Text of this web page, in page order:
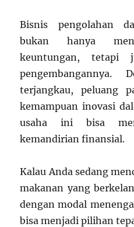
Bisnis pengolahan
bukan hanya
keuntungan, tetapi
pengembangannya.
terjangkau, peluang
kemampuan inovasi
usaha ini bisa
kemandirian finansial.
Kalau Anda sedang
makanan yang
dengan modal
bisa menjadi pilihan